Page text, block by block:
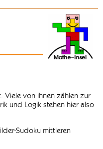
Viele von ihnen zählen zur
und Logik stehen hier also
Sudoku mittleren